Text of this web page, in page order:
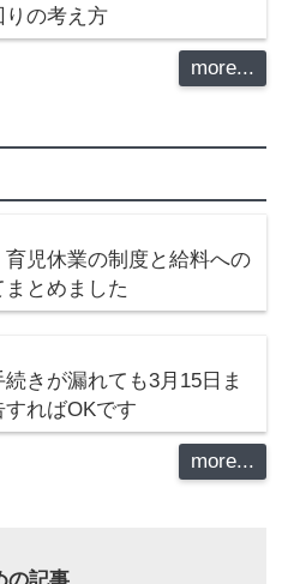
りの考え方
more...
育児休業の制度と給料への
とめました
きが漏れても3月15日ま
ればOKです
more...